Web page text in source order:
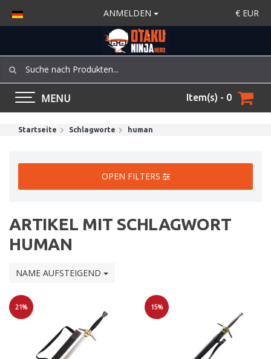
ANMELDEN € EUR
MENU Item(s) - 0
Startseite Schlagworte human
OPEN FILTERS
ARTIKEL MIT SCHLAGWORT
HUMAN
NAME AUFSTEIGEND
21% 15%